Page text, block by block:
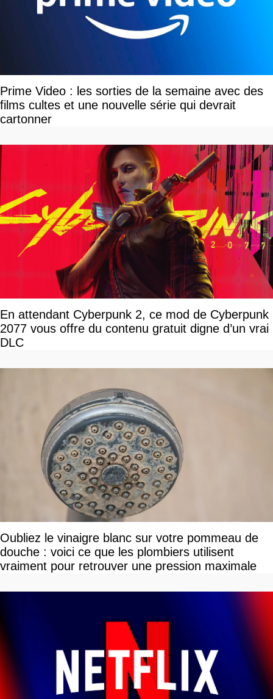
Prime Video : les sorties de la semaine avec des
films cultes et une nouvelle série qui devrait
cartonner
En attendant Cyberpunk 2, ce mod de Cyberpunk
2077 vous offre du contenu gratuit digne d’un vrai
DLC
Oubliez le vinaigre blanc sur votre pommeau de
douche : voici ce que les plombiers utilisent
vraiment pour retrouver une pression maximale